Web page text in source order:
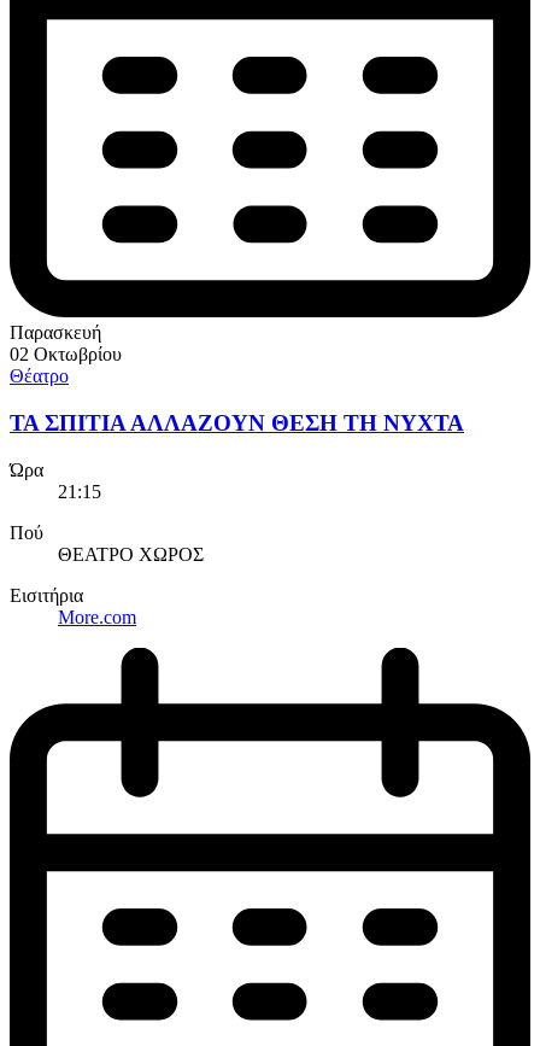
Παρασκευή
02 Οκτωβρίου
Θέατρο
ΤΑ ΣΠΙΤΙΑ ΑΛΛΑΖΟΥΝ ΘΕΣΗ ΤΗ ΝΥΧΤΑ
Ώρα
21:15
Πού
ΘΕΑΤΡΟ ΧΩΡΟΣ
Εισιτήρια
More.com